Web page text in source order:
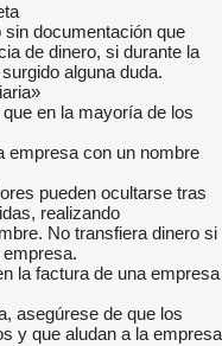
sin documentación que
de dinero, si durante la
alguna duda.
en la mayoría de los
empresa con un nombre
pueden ocultarse tras
realizando
No transfiera dinero si
la factura de una empresa
asegúrese de que los
y que aludan a la empresa